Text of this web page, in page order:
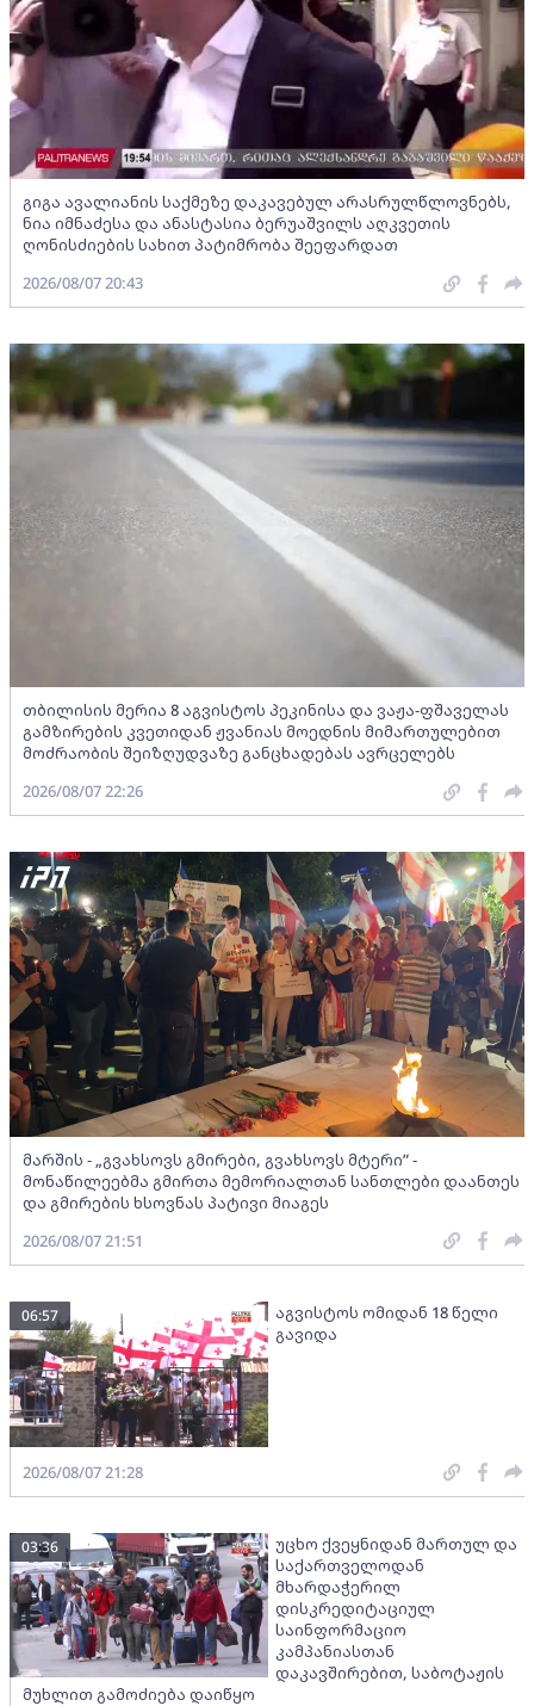
გიგა ავალიანის საქმეზე დაკავებულ არასრულწლოვნებს,
ნია იმნაძესა და ანასტასია ბერუაშვილს აღკვეთის
ღონისძიების სახით პატიმრობა შეეფარდათ
2026/08/07 20:43
თბილისის მერია 8 აგვისტოს პეკინისა და ვაჟა-ფშაველას
გამზირების კვეთიდან ჟვანიას მოედნის მიმართულებით
მოძრაობის შეიზღუდვაზე განცხადებას ავრცელებს
2026/08/07 22:26
მარშის - „გვახსოვს გმირები, გვახსოვს მტერი” -
მონაწილეებმა გმირთა მემორიალთან სანთლები დაანთეს
და გმირების ხსოვნას პატივი მიაგეს
2026/08/07 21:51
აგვისტოს ომიდან 18 წელი
გავიდა
06:57
2026/08/07 21:28
უცხო ქვეყნიდან მართულ და
საქართველოდან
მხარდაჭერილ
დისკრედიტაციულ
საინფორმაციო
კამპანიასთან
დაკავშირებით, საბოტაჟის
მუხლით გამოძიება დაიწყო
03:36